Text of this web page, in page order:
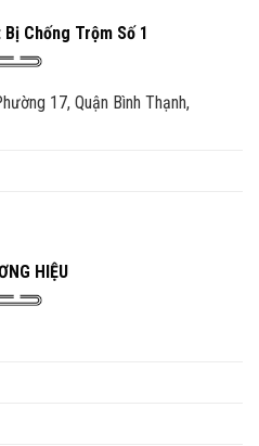
Chống Trộm Số 1
17, Quận Bình Thạnh,
HIỆU